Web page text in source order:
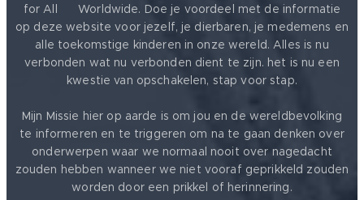
for All ❤️ Worldwide. Doe je voordeel met de informatie
op deze website voor jezelf, je dierbaren, je medemens en
alle toekomstige kinderen in onze wereld. Alles is nu
verbonden wat nu verbonden dient te zijn. het is nu een
kwestie van opschakelen, stap voor stap.
Mijn Missie hier op aarde is om jou en de wereldbevolking
te informeren en te triggeren om na te gaan denken over
onderwerpen waar we normaal nooit over nagedacht
zouden hebben wanneer we niet vooraf geprikkeld zouden
worden door een prikkel of herinnering.